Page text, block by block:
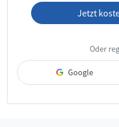
Jetzt
Oder
Google